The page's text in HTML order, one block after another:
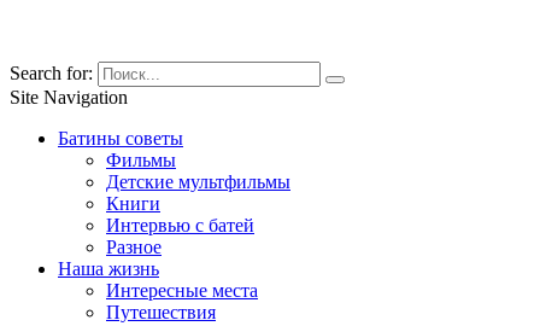
Search for:
Site Navigation
Батины советы
Фильмы
Детские мультфильмы
Книги
Интервью с батей
Разное
Наша жизнь
Интересные места
Путешествия